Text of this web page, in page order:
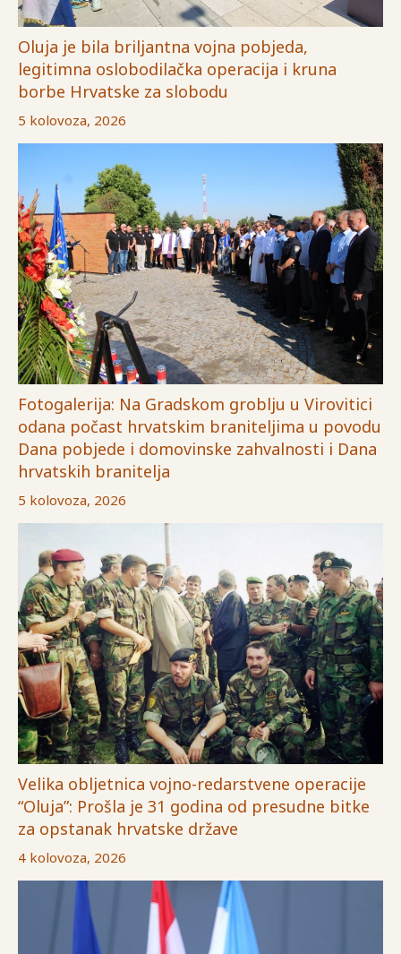
Oluja je bila briljantna vojna pobjeda,
legitimna oslobodilačka operacija i kruna
borbe Hrvatske za slobodu
5 kolovoza, 2026
Fotogalerija: Na Gradskom groblju u Virovitici
odana počast hrvatskim braniteljima u povodu
Dana pobjede i domovinske zahvalnosti i Dana
hrvatskih branitelja
5 kolovoza, 2026
Velika obljetnica vojno-redarstvene operacije
“Oluja”: Prošla je 31 godina od presudne bitke
za opstanak hrvatske države
4 kolovoza, 2026